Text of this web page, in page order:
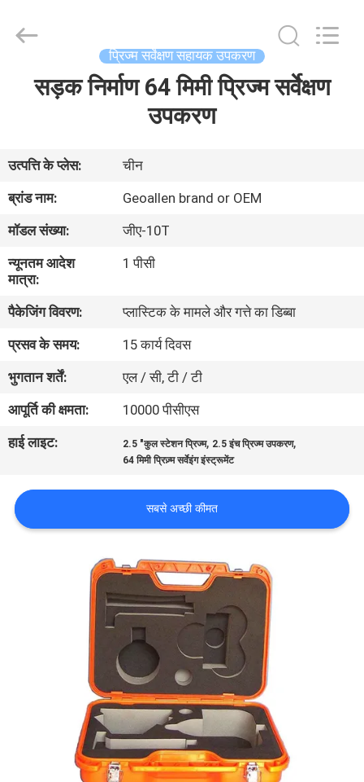
हमारे
बारे
कारखाना
भ्रमण
गुणवत्ता
नियंत्रण
करें
PRIVACY
POLICY
ALLEN
CO.,LTD..
प्रिज्म सर्वेक्षण सहायक उपकरण
सड़क निर्माण 64 मिमी प्रिज्म सर्वेक्षण
उपकरण
उत्पत्ति के प्लेस:
चीन
ब्रांड नाम:
Geoallen brand or OEM
मॉडल संख्या:
जीए-10T
न्यूनतम आदेश
मात्रा:
1 पीसी
पैकेजिंग विवरण:
प्लास्टिक के मामले और गत्ते का डिब्बा
प्रसव के समय:
15 कार्य दिवस
भुगतान शर्तें:
एल / सी, टी / टी
आपूर्ति की क्षमता:
10000 पीसीएस
हाई लाइट:
2.5 "कुल स्टेशन प्रिज्म, 2.5 इंच प्रिज्म उपकरण,
64 मिमी प्रिज़्म सर्वेइंग इंस्ट्रूमेंट
सबसे अच्छी कीमत